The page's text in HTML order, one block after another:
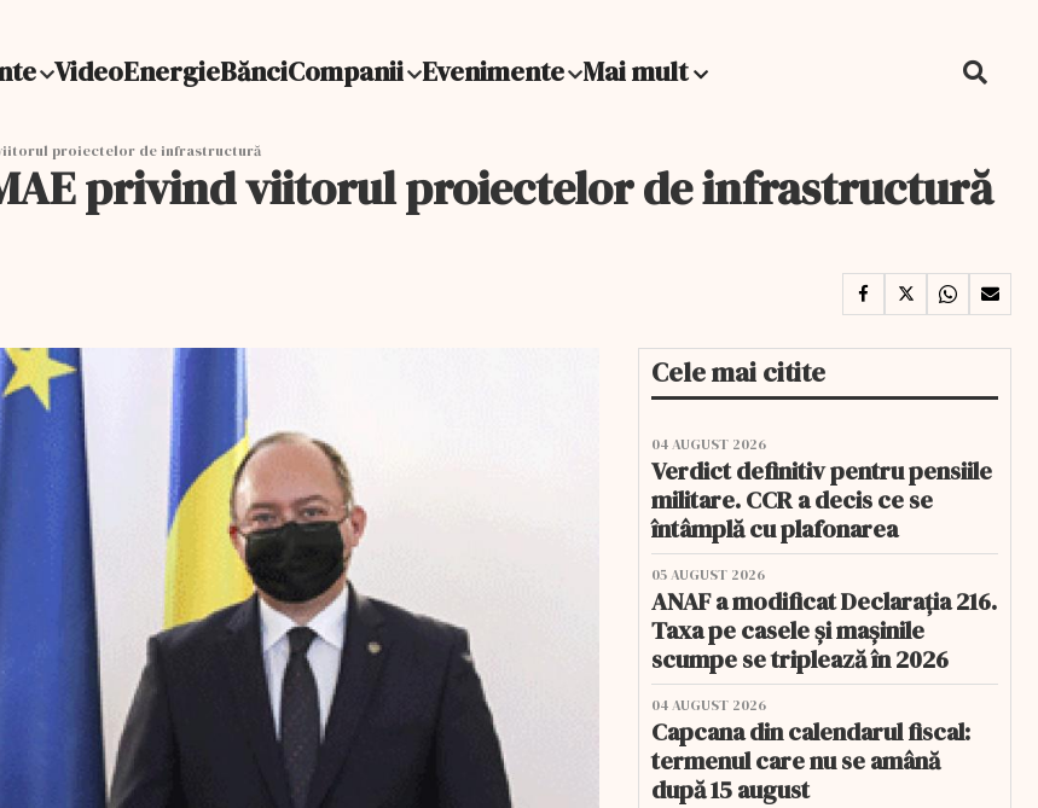
VideoEnergieBănciCompanii Evenimente Mai mult
viitorul proiectelor de infrastructură
privind viitorul proiectelor de infrastructură
Cele mai citite
04 AUGUST 2026
Verdict definitiv pentru pensiile
militare. CCR a decis ce se
întâmplă cu plafonarea
05 AUGUST 2026
ANAF a modificat Declarația 216.
Taxa pe casele și mașinile
scumpe se triplează în 2026
04 AUGUST 2026
Capcana din calendarul fiscal:
termenul care nu se amână
după 15 august